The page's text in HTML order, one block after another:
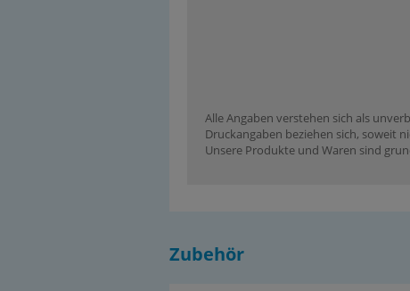
Alle Angaben verstehen sich als
Druckangaben beziehen sich, soweit
Unsere Produkte und Waren sind
Zubehör